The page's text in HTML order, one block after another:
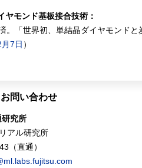
ヤモンド基板接合技術：
。「世界初、単結晶ダイヤモンド
7日 ）
問い合わせ
究所
アル研究所
（直通）